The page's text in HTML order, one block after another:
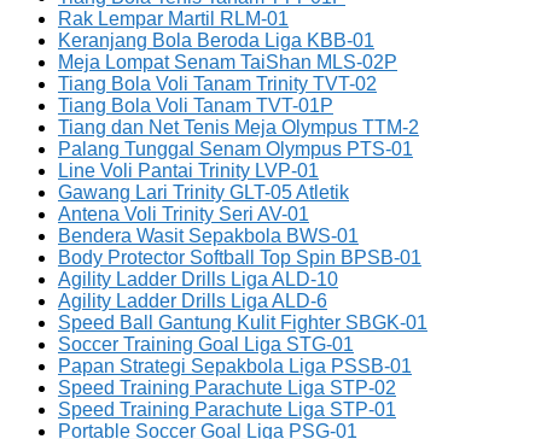
Rak Lempar Martil RLM-01
Keranjang Bola Beroda Liga KBB-01
Meja Lompat Senam TaiShan MLS-02P
Tiang Bola Voli Tanam Trinity TVT-02
Tiang Bola Voli Tanam TVT-01P
Tiang dan Net Tenis Meja Olympus TTM-2
Palang Tunggal Senam Olympus PTS-01
Line Voli Pantai Trinity LVP-01
Gawang Lari Trinity GLT-05 Atletik
Antena Voli Trinity Seri AV-01
Bendera Wasit Sepakbola BWS-01
Body Protector Softball Top Spin BPSB-01
Agility Ladder Drills Liga ALD-10
Agility Ladder Drills Liga ALD-6
Speed Ball Gantung Kulit Fighter SBGK-01
Soccer Training Goal Liga STG-01
Papan Strategi Sepakbola Liga PSSB-01
Speed Training Parachute Liga STP-02
Speed Training Parachute Liga STP-01
Portable Soccer Goal Liga PSG-01